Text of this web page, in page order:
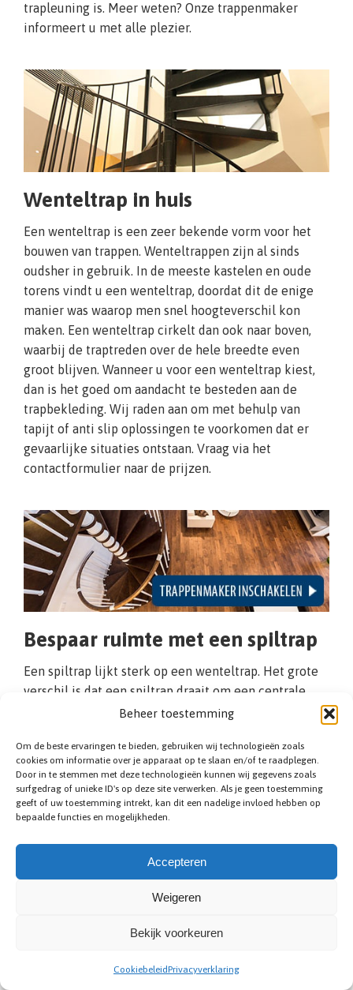
Beheer toestemming
Om de beste ervaringen te bieden, gebruiken wij technologieën zoals
cookies om informatie over je apparaat op te slaan en/of te raadplegen.
Door in te stemmen met deze technologieën kunnen wij gegevens zoals
surfgedrag of unieke ID's op deze site verwerken. Als je geen toestemming
geeft of uw toestemming intrekt, kan dit een nadelige invloed hebben op
bepaalde functies en mogelijkheden.
Accepteren
Weigeren
Bekijk voorkeuren
CookiebeleidPrivacyverklaring
trapleuning is. Meer weten? Onze trappenmaker
informeert u met alle plezier.
Wenteltrap in huis
Een wenteltrap is een zeer bekende vorm voor het
bouwen van trappen. Wenteltrappen zijn al sinds
oudsher in gebruik. In de meeste kastelen en oude
torens vindt u een wenteltrap, doordat dit de enige
manier was waarop men snel hoogteverschil kon
maken. Een wenteltrap cirkelt dan ook naar boven,
waarbij de traptreden over de hele breedte even
groot blijven. Wanneer u voor een wenteltrap kiest,
dan is het goed om aandacht te besteden aan de
trapbekleding. Wij raden aan om met behulp van
tapijt of anti slip oplossingen te voorkomen dat er
gevaarlijke situaties ontstaan. Vraag via het
contactformulier naar de prijzen.
Bespaar ruimte met een spiltrap
Een spiltrap lijkt sterk op een wenteltrap. Het grote
verschil is dat een spiltrap draait om een centrale
kolom (de spil genoemd). Aan deze kolom worden de
treden die aan de binnenzijde smaller zijn dan aan de
buitenzijde. Vanwege de unieke vormgeving is de
spiltrap eenvoudig te combineren met andere
trapvormen. Om te voorkomen dat de treden te smal
buitenzijde minimaal 80 centimeter zijn. Een
trapspecialist uit Knokke-Heist kan u hierover
desgewenst een (houten of metalen) spiltrap die
binnen uw wensen past.